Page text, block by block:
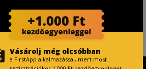
Vásárolj még olcsóbban
a FirstApp alkalmazással, mert most